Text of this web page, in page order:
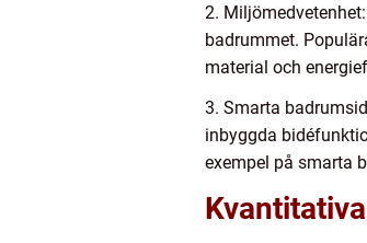
2.
badrummet.
material och
3. Smarta
inbyggda
exempel på smarta